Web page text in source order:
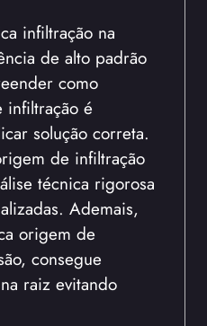
infiltração na
de alto padrão
como
é
solução correta.
de infiltração
técnica rigorosa
Ademais,
origem de
consegue
raiz evitando